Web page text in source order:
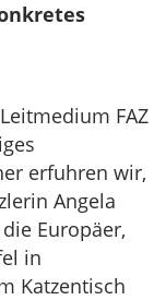
FAZ
erfuhren wir,
Angela
Europäer,
in
Katzentisch